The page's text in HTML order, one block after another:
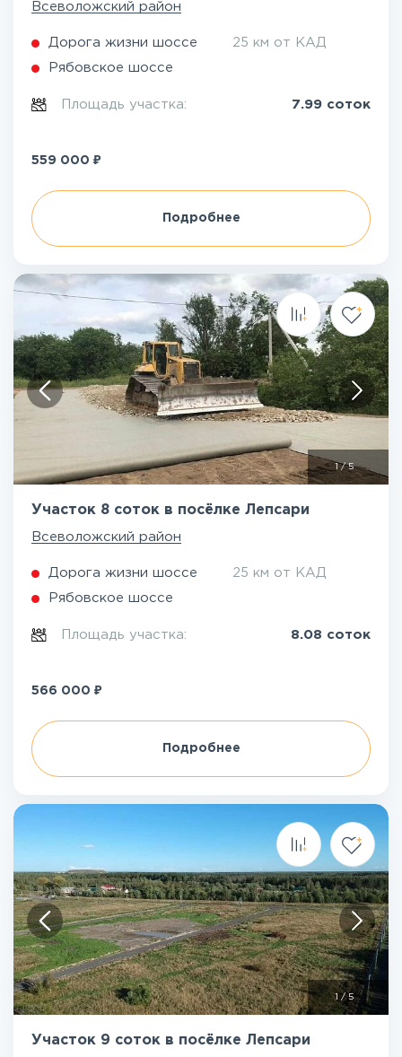
Всеволожский район
Дорога жизни шоссе 25 км от КАД
Рябовское шоссе
Площадь участка: 7.99 соток
559 000 ₽
Подробнее
/5
Участок 8 соток в посёлке Лепсари
Всеволожский район
Дорога жизни шоссе 25 км от КАД
Рябовское шоссе
Площадь участка: 8.08 соток
566 000 ₽
Подробнее
1 /5
Участок 9 соток в посёлке Лепсари